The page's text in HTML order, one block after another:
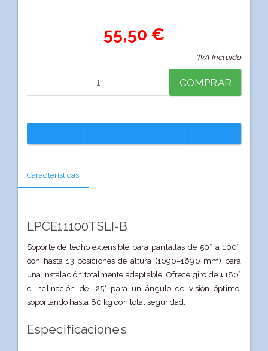
55,50 €
*IVA Incluido
COMPRAR
Características
LPCE11100TSLI-B
Soporte de techo extensible para pantallas de 50” a 100”,
con hasta 13 posiciones de altura (1090–1690 mm) para
una instalación totalmente adaptable. Ofrece giro de ±180°
e inclinación de -25° para un ángulo de visión óptimo,
soportando hasta 80 kg con total seguridad.
Especificaciones